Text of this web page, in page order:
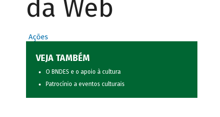
da Web
Ações
VEJA TAMBÉM
O BNDES e o apoio à cultura
Patrocínio a eventos culturais